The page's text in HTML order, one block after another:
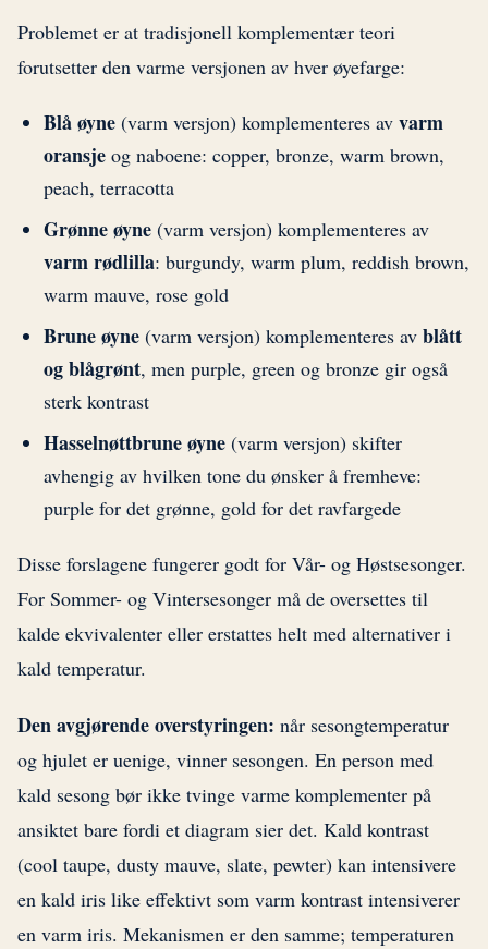
Problemet er at tradisjonell komplementær teori
forutsetter den varme versjonen av hver øyefarge:
Blå øyne (varm versjon) komplementeres av varm
oransje og naboene: copper, bronze, warm brown,
peach, terracotta
Grønne øyne (varm versjon) komplementeres av
varm rødlilla: burgundy, warm plum, reddish brown,
warm mauve, rose gold
Brune øyne (varm versjon) komplementeres av blått
og blågrønt, men purple, green og bronze gir også
sterk kontrast
Hasselnøttbrune øyne (varm versjon) skifter
avhengig av hvilken tone du ønsker å fremheve:
purple for det grønne, gold for det ravfargede
Disse forslagene fungerer godt for Vår- og Høstsesonger.
For Sommer- og Vintersesonger må de oversettes til
kalde ekvivalenter eller erstattes helt med alternativer i
kald temperatur.
Den avgjørende overstyringen: når sesongtemperatur
og hjulet er uenige, vinner sesongen. En person med
kald sesong bør ikke tvinge varme komplementer på
ansiktet bare fordi et diagram sier det. Kald kontrast
(cool taupe, dusty mauve, slate, pewter) kan intensivere
en kald iris like effektivt som varm kontrast intensiverer
en varm iris. Mekanismen er den samme; temperaturen